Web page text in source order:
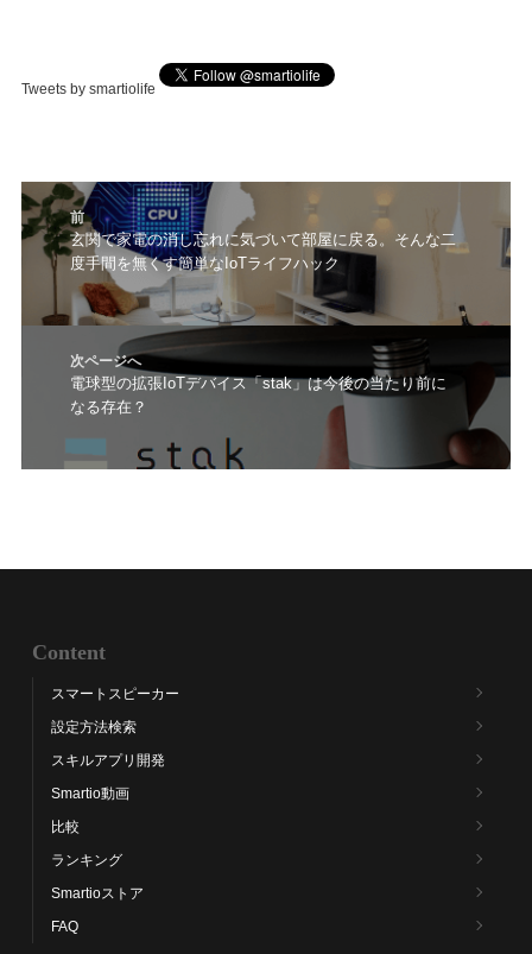
Tweets by smartiolife
投
稿
ナ
前
前
の
投
稿:
玄関で家電の消し忘れに気づいて部屋に戻る。そんな二
度手間を無くす簡単なIoTライフハック
次ページへ
次
の
稿:
電球型の拡張IoTデバイス「stak」は今後の当たり前に
なる存在？
Content
スマートスピーカー
設定方法検索
スキルアプリ開発
Smartio動画
比較
ランキング
Smartioストア
FAQ